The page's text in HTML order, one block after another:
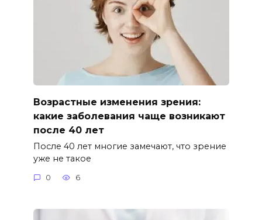
Возрастные изменения зрения:
какие заболевания чаще возникают
после 40 лет
После 40 лет многие замечают, что зрение
уже не такое
0 6